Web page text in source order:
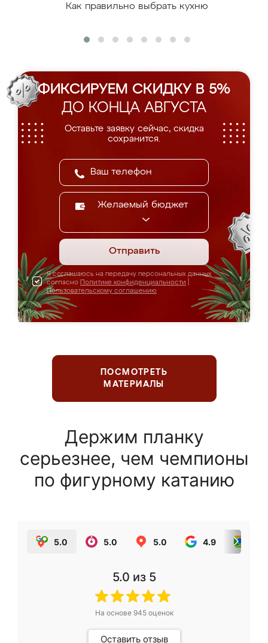
Как правильно выбрать кухню
ФИКСИРУЕМ СКИДКУ В 5%
ДО КОНЦА АВГУСТА
Оставьте заявку сейчас, скидка
сохранится.
Желаемый бюджет
Отправить
Я соглашаюсь на передачу персональных данных
согласно Политике конфиденциальности
Пользовательскому соглашению
ПОСМОТРЕТЬ
МАТЕРИАЛЫ
Держим планку
серьезнее, чем чемпионы
по фигурному катанию
5.0 5.0 5.0 4.9
5.0 из 5
На основе 945оценок
Оставить отзыв